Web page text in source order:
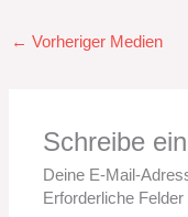
← Vorheriger Medien
Schreibe
Deine E-Mail-
Erforderliche